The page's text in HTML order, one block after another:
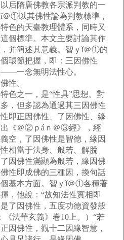
后隋唐佛教各宗派判教的一
①以其佛性論為判教標準，
色的天臺教理體系，同時又
個標準。本文主要討論其作
并簡述其意義。智ｙǐ＠①的
環節把握，即：三因佛性
一念無明法性心。
。
之一，是“性具”思想。對
，但多認為通過其三因佛性
即正因佛性、了因佛性、緣
出《＠②ｐáｎ＠③經》，經
空，了因佛性是智德，緣因
相當于法身、般若、解脫
因佛性滿顯為般若，緣因佛
性即成佛的三種因，換句話
基本方面。智ｙǐ＠①各種著
，他說：“故知法性實相即
了因佛性，五度功德資發般
《法華玄義》卷10上。）“若
因佛性，觀十二因緣智慧，